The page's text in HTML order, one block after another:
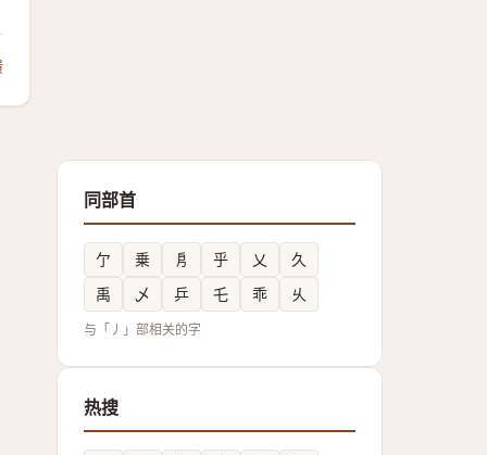
同部首
亇 乗 㐆 乎 乂
久
禹
乄 乒 乇 乖 乆
与「丿」部相关的字
热搜